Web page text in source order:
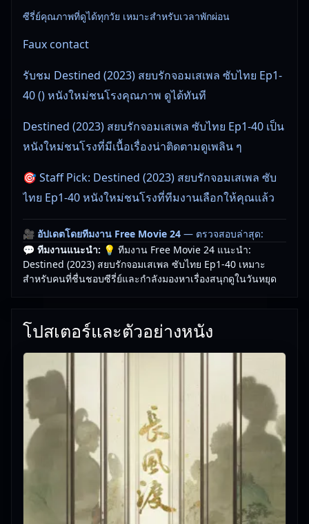
ซีรี่ย์คุณภาพที่ดูได้ทุกวัย เหมาะสำหรับเวลาพักผ่อน
Faux contact
รับชม Destined (2023) สยบรักจอมเสเพล ซับไทย Ep1-
40 () หนังใหม่ชนโรงคุณภาพ ดูได้ทันที
Destined (2023) สยบรักจอมเสเพล ซับไทย Ep1-40 เป็น
หนังใหม่ชนโรงที่มีเนื้อเรื่องน่าติดตามดูเพลิน ๆ
🎯 Staff Pick: Destined (2023) สยบรักจอมเสเพล ซับ
ไทย Ep1-40 หนังใหม่ชนโรงที่ทีมงานเลือกให้คุณแล้ว
🎥 อัปเดตโดยทีมงาน Free Movie 24 — ตรวจสอบล่าสุด:
01/06/2026 |เกี่ยวกับเรา
💬 ทีมงานแนะนำ: 💡 ทีมงาน Free Movie 24 แนะนำ:
Destined (2023) สยบรักจอมเสเพล ซับไทย Ep1-40 เหมาะ
สำหรับคนที่ชื่นชอบซีรี่ย์และกำลังมองหาเรื่องสนุกดูในวันหยุด
โปสเตอร์และตัวอย่างหนัง